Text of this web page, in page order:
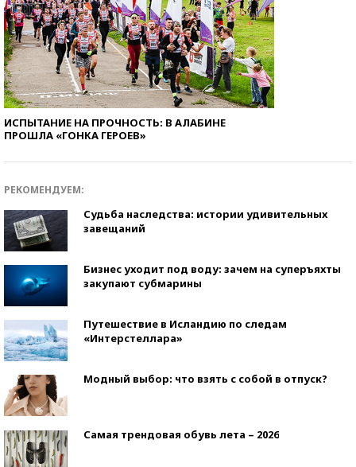
ИСПЫТАНИЕ НА ПРОЧНОСТЬ: В АЛАБИНЕ
ПРОШЛА «ГОНКА ГЕРОЕВ»
РЕКОМЕНДУЕМ:
Судьба наследства: истории удивительных
завещаний
Бизнес уходит под воду: зачем на суперъяхты
закупают субмарины
Путешествие в Исландию по следам
«Интерстеллара»
Модный выбор: что взять с собой в отпуск?
Самая трендовая обувь лета – 2026